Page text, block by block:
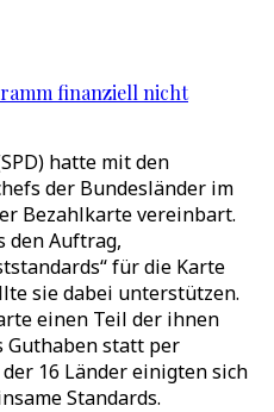
finanziell nicht
hatte mit den
der Bundesländer im
Bezahlkarte vereinbart.
den Auftrag,
für die Karte
sie dabei unterstützen.
einen Teil der ihnen
Guthaben statt per
16 Länder einigten sich
Standards.